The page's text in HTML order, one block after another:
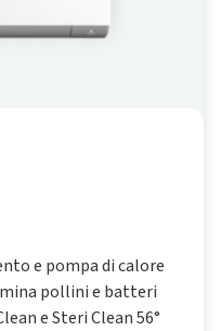
e pompa di calore
pollini e batteri
e Steri Clean 56°